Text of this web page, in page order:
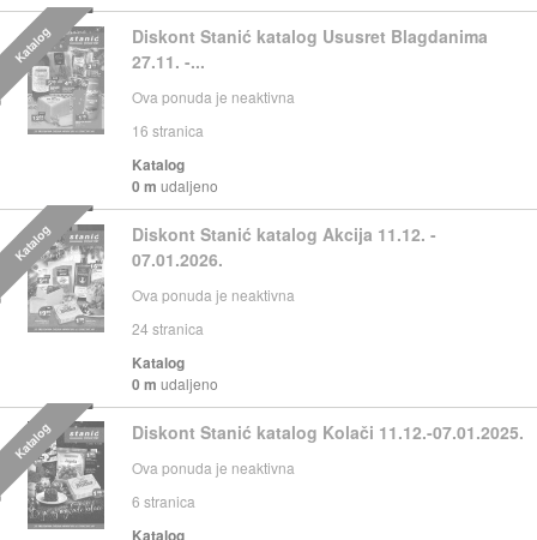
Diskont Stanić katalog Ususret Blagdanima
27.11. -...
Ova ponuda je neaktivna
16 stranica
Katalog
0 m udaljeno
Katalog
Diskont Stanić katalog Akcija 11.12. -
07.01.2026.
Ova ponuda je neaktivna
24 stranica
Katalog
0 m udaljeno
Katalog
Diskont Stanić katalog Kolači 11.12.-07.01.2025.
Ova ponuda je neaktivna
6 stranica
Katalog
Katalog